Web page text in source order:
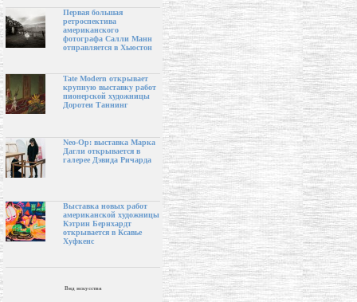
Первая большая
ретроспектива
американского
фотографа Салли Манн
отправляется в Хьюстон
Tate Modern открывает
крупную выставку работ
пионерской художницы
Доротеи Таннинг
Neo-Op: выставка Марка
Дагли открывается в
галерее Дэвида Ричарда
Выставка новых работ
американской художницы
Кэтрин Бернхардт
открывается в Ксавье
Хуфкенс
Вид искусства